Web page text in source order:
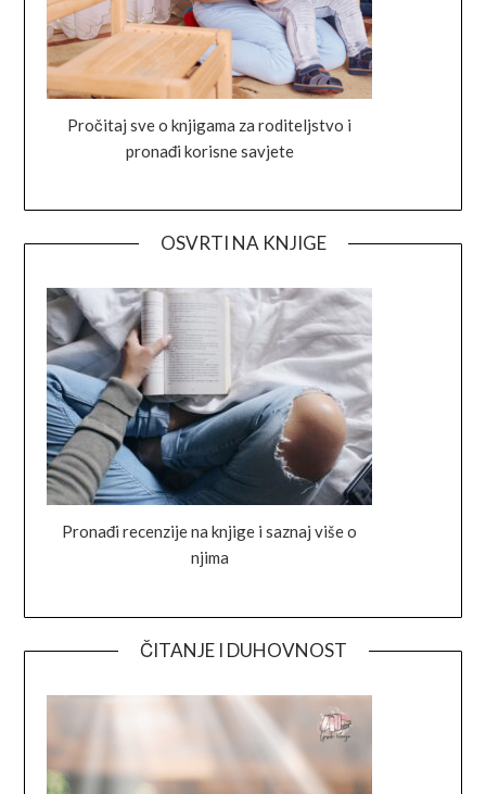
Pročitaj sve o knjigama za roditeljstvo i
pronađi korisne savjete
OSVRTI NA KNJIGE
Pronađi recenzije na knjige i saznaj više o
njima
ČITANJE I DUHOVNOST